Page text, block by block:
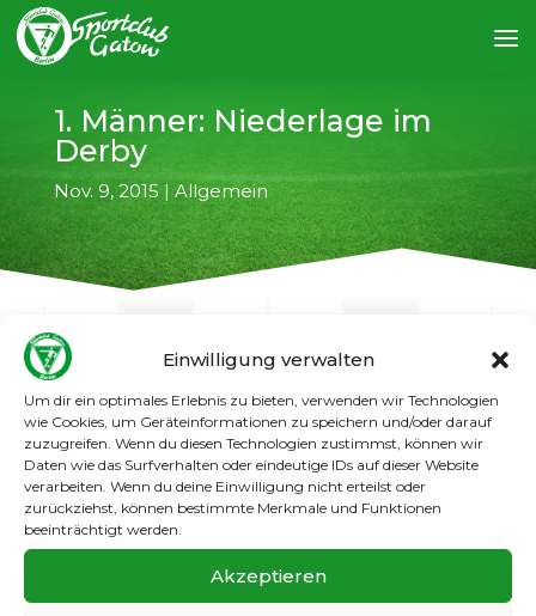
Einwilligung verwalten
Um dir ein optimales Erlebnis zu bieten, verwenden wir Technologien
wie Cookies, um Geräteinformationen zu speichern und/oder darauf
zuzugreifen. Wenn du diesen Technologien zustimmst, können wir
Daten wie das Surfverhalten oder eindeutige IDs auf dieser Website
verarbeiten. Wenn du deine Einwilligung nicht erteilst oder
zurückziehst, können bestimmte Merkmale und Funktionen
beeinträchtigt werden.
Akzeptieren
1. Männer: Niederlage im
Derby
Nov. 9, 2015| Allgemein
← vorheriger Artikel nächster Artikel→
Auch die Spandauer Kickers erwiesen sich als
„eine Nummer zu groß“ für die 1. Herren
des SGG. Im Derby gab es eine verdiente 0:2-
Niederlage und damit die zweite Pleite
innerhalb von 8 Tagen.